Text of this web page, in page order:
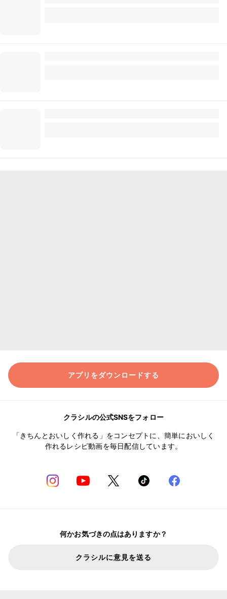
アプリをダウンロードする
クラシルの公式SNSをフォロー
「きちんとおいしく作れる」をコンセプトに、簡単においしく
作れるレシピ動画を毎日配信しています。
何かお気づきの点はありますか？
クラシルに意見を送る